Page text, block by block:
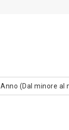
Anno (Dal minore al